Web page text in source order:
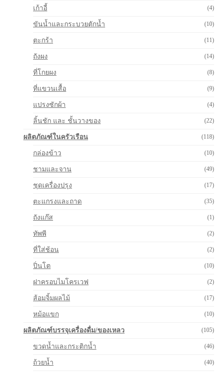
เก้าอี้ (4)
ขันน้ำและกระบวยตักน้ำ (10)
ตะกร้า (11)
ถังผง (14)
ที่โกยผง (8)
ที่แขวนเสื้อ (9)
แปรงซักผ้า (4)
ลิ้นชัก และ ชั้นวางของ (22)
ผลิตภัณฑ์ในครัวเรือน (118)
กล่องข้าว (10)
ชามและจาน (49)
ชุดเครื่องปรุง (17)
ตะแกรงและถาด (35)
ถังแก๊ส (1)
ทัพพี (2)
ที่ใส่ช้อน (2)
ปิ่นโต (10)
ฝาครอบไมโครเวฟ (2)
ส้อมจิ้มผลไม้ (17)
หม้อแขก (10)
ผลิตภัณฑ์บรรจุเครื่องดื่ม/ของเหลว (105)
ขวดน้ำและกระติกน้ำ (46)
ถ้วยน้ำ (40)